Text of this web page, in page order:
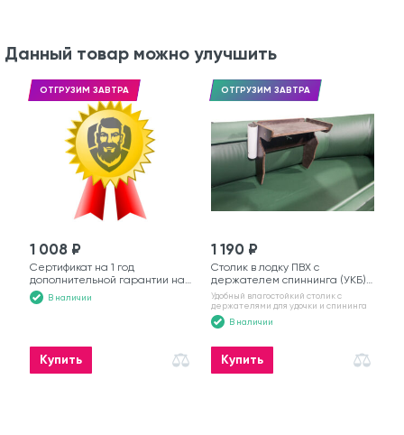
Данный товар можно улучшить
ОТГРУЗИМ ЗАВТРА
1 008 ₽
Сертификат на 1 год
дополнительной гарантии на
моторную лодку
В наличии
Купить
ОТГРУЗИМ ЗАВТРА
1 190 ₽
Столик в лодку ПВХ с
держателем спиннинга (УКБ)
№6
Удобный влагостойкий столик с
держателями для удочки и спининга
В наличии
Купить